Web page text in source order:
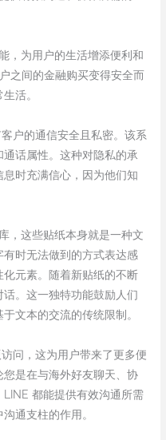
，为用户的生活增添便利和
之间的金融购买变得安全而
活。
户的通信安全且私密。该系
话属性。这种对隐私的承
时充满信心，因为他们知
，这些贴纸本身就是一种文
时无法做到的方式表达感
元素。随着新贴纸的不断
。这一独特功能鼓励人们
文本的交流的传统限制。
问，这为用户带来了更多便
是在与海外好友聊天、协
都能提供有效沟通所需
通支柱的作用。